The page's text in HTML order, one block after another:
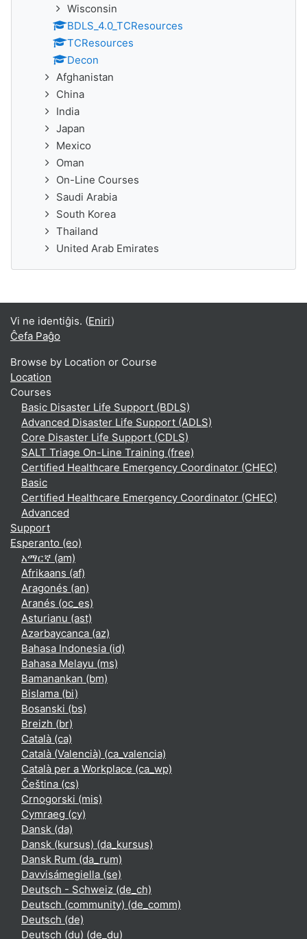
Wisconsin
BDLS_4.0_TCResources
TCResources
Decon
Afghanistan
China
India
Japan
Mexico
Oman
On-Line Courses
Saudi Arabia
South Korea
Thailand
United Arab Emirates
Vi ne identiĝis. (Eniri)
Ĉefa Paĝo
Browse by Location or Course
Location
Courses
Basic Disaster Life Support (BDLS)
Advanced Disaster Life Support (ADLS)
Core Disaster Life Support (CDLS)
SALT Triage On-Line Training (free)
Certified Healthcare Emergency Coordinator (CHEC)
Basic
Certified Healthcare Emergency Coordinator (CHEC)
Advanced
Support
Esperanto ‎(eo)‎
አማርኛ ‎(am)‎
Afrikaans ‎(af)‎
Aragonés ‎(an)‎
Aranés ‎(oc_es)‎
Asturianu ‎(ast)‎
Azərbaycanca ‎(az)‎
Bahasa Indonesia ‎(id)‎
Bahasa Melayu ‎(ms)‎
Bamanankan ‎(bm)‎
Bislama ‎(bi)‎
Bosanski ‎(bs)‎
Breizh ‎(br)‎
Català ‎(ca)‎
Català (Valencià) ‎(ca_valencia)‎
Català per a Workplace ‎(ca_wp)‎
Čeština ‎(cs)‎
Crnogorski ‎(mis)‎
Cymraeg ‎(cy)‎
Dansk ‎(da)‎
Dansk (kursus) ‎(da_kursus)‎
Dansk Rum ‎(da_rum)‎
Davvisámegiella ‎(se)‎
Deutsch - Schweiz ‎(de_ch)‎
Deutsch (community) ‎(de_comm)‎
Deutsch ‎(de)‎
Deutsch (du) ‎(de_du)‎